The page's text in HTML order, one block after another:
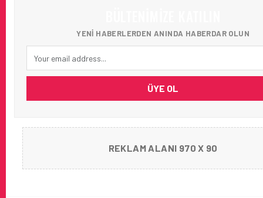
YENI HABERLERDEN ANINDA HABERDAR OLUN
ÜYE OL
REKLAM ALANI 970 X 90